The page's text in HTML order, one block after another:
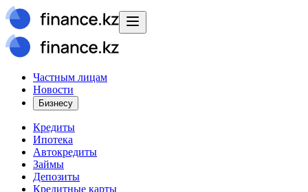
Частным лицам
Новости
Бизнесу
Кредиты
Ипотека
Автокредиты
Займы
Депозиты
Кредитные карты